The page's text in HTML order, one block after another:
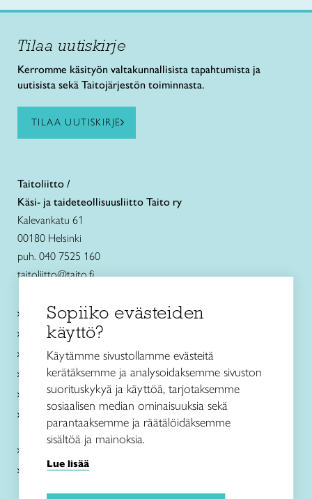
Tilaa uutiskirje
Kerromme käsityön valtakunnallisista tapahtumista ja
uutisista sekä Taitojärjestön toiminnasta.
TILAA UUTISKIRJE
Taitoliitto /
Käsi- ja taideteollisuusliitto Taito ry
Kalevankatu 61
00180 Helsinki
puh. 040 7525 160
taitoliitto@taito.fi
Käsityökurssit ja koulutus
Ajankohtaista
Käsityöohjeet
Me olemme Taito
Paikallinen toiminta
Verkkokaupat
Kirjaudu Arviin
Kirjaudu Taitocampukseen
Sopiiko evästeiden
käyttö?
Käytämme sivustollamme evästeitä
kerätäksemme ja analysoidaksemme sivuston
suorituskykyä ja käyttöä, tarjotaksemme
sosiaalisen median ominaisuuksia sekä
parantaaksemme ja räätälöidäksemme
sisältöä ja mainoksia.
Lue lisää